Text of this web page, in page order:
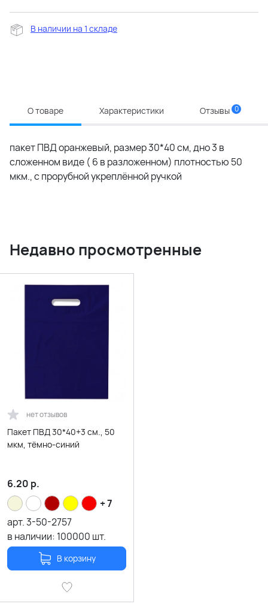
В наличии на 1 складе
О товаре Характеристики Отзывы 0
пакет ПВД оранжевый, размер 30*40 см, дно 3 в
сложенном виде ( 6 в разложенном) плотностью 50
мкм., с прорубной укреплённой ручкой
Недавно просмотренные
нет отзывов
Пакет ПВД 30*40+3 см., 50
мкм, тёмно-синий
6.20 р.
+ 7
арт.3-50-2757
в наличии: 100000 шт.
В корзину